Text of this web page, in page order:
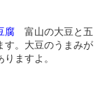
腐 富山の大豆と五
す。大豆のうまみが
ますよ。